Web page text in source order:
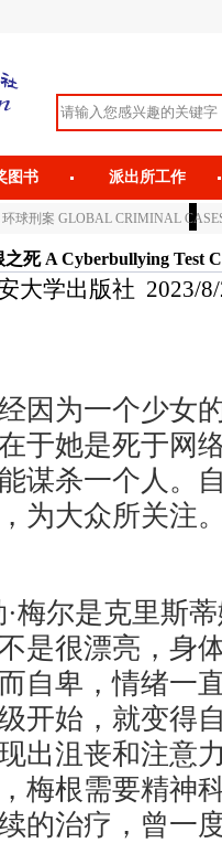
图书 派出所工作
环球刑案 GLOBAL CRIMINAL
之死 A Cyberbullying Test
大学出版社 2023/8/
为一个少女
于她是死于网
谋杀一个人。
为大众所关注
尔是克里斯蒂
是很漂亮，身
自卑，情绪一
开始，就变得
出沮丧和注意
梅根需要精神
的治疗，曾一